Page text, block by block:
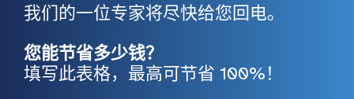
我们的一位专家将尽快给您回电。
您能节省多少钱？
填写此表格，最高可节省 100%！